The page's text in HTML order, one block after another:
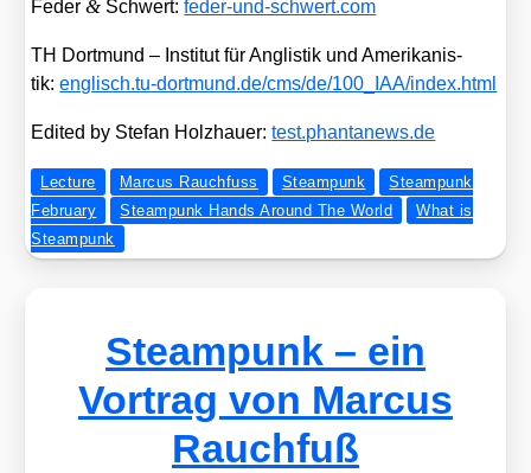
Feder& Schwert:feder​-und​-schwert​.com
TH Dort­mund – Insti­tut für Anglis­tik und Ame­ri­ka­nis­
tik:eng​lisch​.tu​-dort​mund​.de/​c​m​s​/​d​e​/​1​0​0​_​I​A​A​/​i​n​d​e​x​.​h​tml
Edi­ted by Ste­fan Holz­hau­er:test​.phan​ta​news​.de
Lecture Marcus Rauchfuss Steampunk
Steampunk
February
Steampunk Hands Around The World
What is
Steampunk
Steampunk – ein
Vortrag von Marcus
Rauchfuß